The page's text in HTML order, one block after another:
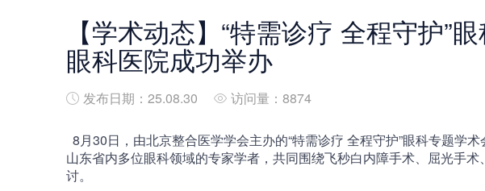
【学术动态】“特需诊疗 全程守护”
眼科医院成功举办
发布日期：25.08.30 访问量：8874
8月30日，由北京整合医学学会主办的“特需诊疗 全程守护”眼科专题学
山东省内多位眼科领域的专家学者，共同围绕飞秒白内障手术、屈光手
讨。